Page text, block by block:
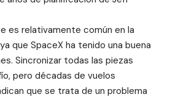
es relativamente común en la
que SpaceX ha tenido una buena
Sincronizar todas las piezas
pero décadas de vuelos
que se trata de un problema